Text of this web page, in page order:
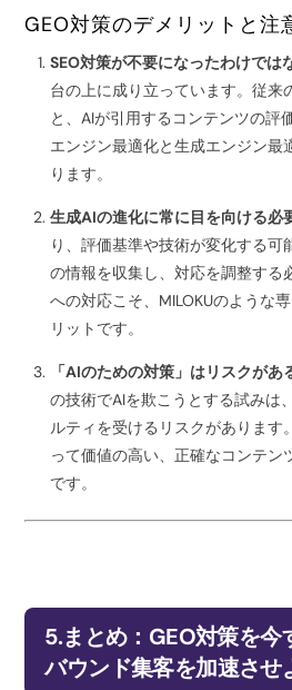
GEO対策のデメリットと注
SEO対策が不要になったわけでは
台の上に成り立っています。従来
と、AIが引用するコンテンツの評
エンジン最適化と生成エンジン最
ります。
生成AIの進化に常に目を向ける必
り、評価基準や技術が変化する可
の情報を収集し、対応を調整する
への対応こそ、MILOKUのような
リットです。
「AIのための対策」はリスクがあ
の技術でAIを欺こうとする試みは
ルティを受けるリスクがあります
って価値の高い、正確なコンテン
です。
5.まとめ：GEO対策を今
バウンド集客を加速させ